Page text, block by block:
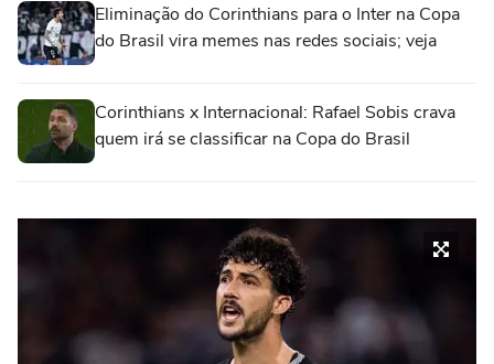
Eliminação do Corinthians para o Inter na Copa
do Brasil vira memes nas redes sociais; veja
Corinthians x Internacional: Rafael Sobis crava
quem irá se classificar na Copa do Brasil